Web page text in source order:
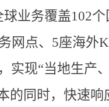
业务覆盖102
网点、5座海外
实现“当地生产
的同时，快速响